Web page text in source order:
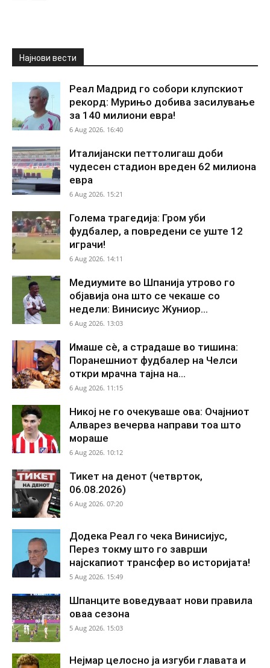
Најнови вести
Реал Мадрид го собори клупскиот
рекорд: Мурињо добива засилување
за 140 милиони евра!
6 Aug 2026. 16:40
Италијански петтолигаш доби
чудесен стадион вреден 62 милиона
евра
6 Aug 2026. 15:21
Голема трагедија: Гром уби
фудбалер, а повредени се уште 12
играчи!
6 Aug 2026. 14:11
Медиумите во Шпанија утрово го
објавија она што се чекаше со
недели: Винисиус Жуниор...
6 Aug 2026. 13:03
Имаше сè, а страдаше во тишина:
Поранешниот фудбалер на Челси
откри мрачна тајна на...
6 Aug 2026. 11:15
Никој не го очекуваше ова: Очајниот
Алварез вечерва направи тоа што
мораше
6 Aug 2026. 10:12
Тикет на денот (четврток,
06.08.2026)
6 Aug 2026. 07:20
Додека Реал го чека Винисијус,
Перез токму што го заврши
најскапиот трансфер во историјата!
5 Aug 2026. 15:49
Шпанците воведуваат нови правила
оваа сезона
5 Aug 2026. 15:03
Нејмар целосно ја изгуби главата и